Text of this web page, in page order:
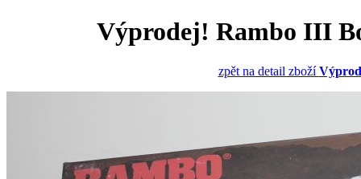
Výprodej! Rambo III
zpět na detail zboží